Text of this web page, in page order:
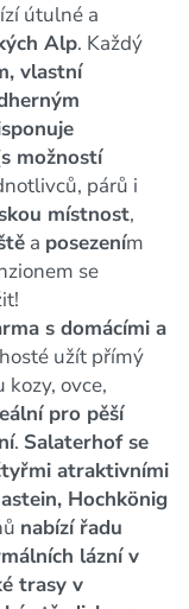
útulné a
Alp. Každý
vlastní
možností
párů i
místnost,
a posezením
se
s domácími a
užít přímý
ovce,
pro pěší
. Salaterhof se
atraktivními
Hochkönig
nabízí řadu
lázní v
trasy v